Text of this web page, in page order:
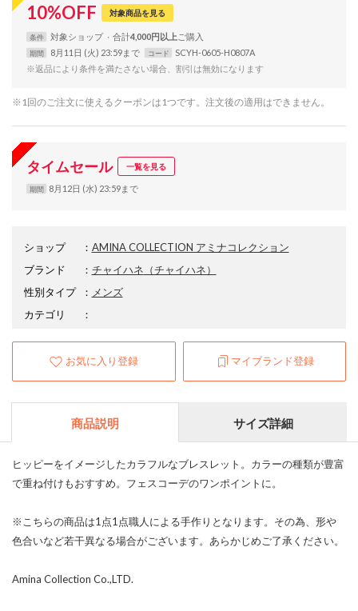
10%OFF 対象商品を見る
条件 対象ショップ 合計4,000円以上
期間 8月11日 (火) 23:59まで コード
SCYH-0605-H0807A
※返品により条件を満たさない場合、割引は無効になります
※1回のご注文に使えるクーポンは1つです。注文後の適用はできません。
タイムセール 一覧を見る
期間 8月12日 (水) 23:59まで
ショップ ： AMINA COLLECTION アミナコレクション
ブランド
： チャイハネ （チャイハネ）
性別タイプ
： メンズ
カテゴリ
：
お気に入り登録 マイブランド登録
商品説明 サイズ詳細
ヒッピーをイメージしたカラフルなブレスレット。カラーの種類が豊富
で重ね付けもおすすめ。フェスコーデのワンポイントに。
※こちらの商品は1点1点職人による手作りとなります。その為、形や
色合いなど若干異なる場合がございます。あらかじめご了承ください。
Amina Collection Co.,LTD.